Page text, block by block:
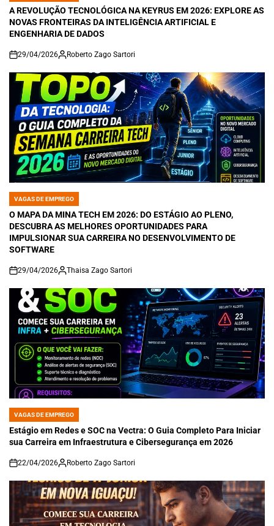
IN
A REVOLUÇÃO TECNOLÓGICA NA KEYRUS EM 2026: EXPLORE AS
NOVAS FRONTEIRAS DA INTELIGÊNCIA ARTIFICIAL E
ENGENHARIA DE DADOS
on
29/04/2026 Roberto Zago Sartori
POSTED
IN
VAGAS DE EMPREGO
O MAPA DA MINA TECH EM 2026: DO ESTÁGIO AO PLENO,
DESCUBRA AS MELHORES OPORTUNIDADES PARA
IMPULSIONAR SUA CARREIRA NO DESENVOLVIMENTO DE
SOFTWARE
on
29/04/2026 Thaisa Zago Sartori
POSTED
IN
VAGAS DE EMPREGO
Estágio em Redes e SOC na Vectra: O Guia Completo Para Iniciar
sua Carreira em Infraestrutura e Cibersegurança em 2026
on
22/04/2026 Roberto Zago Sartori